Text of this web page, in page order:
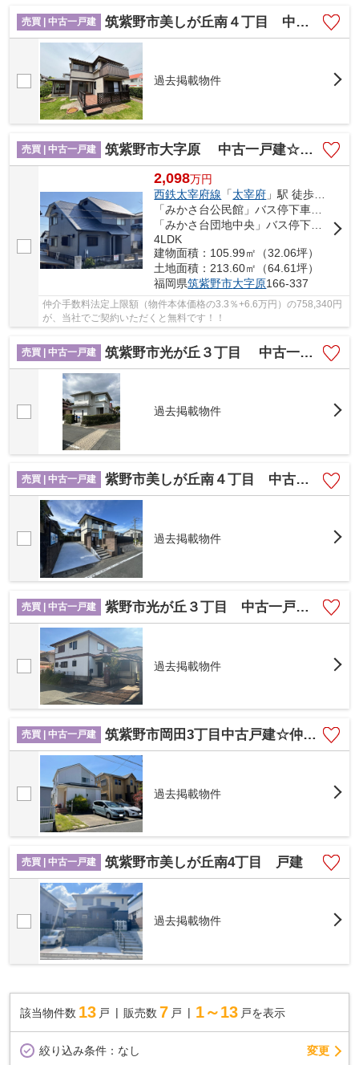
売買 | 中古一戸建 筑紫野市美しが丘南４丁目 中古戸建☆仲介手数料無料☆
過去掲載物件
売買 | 中古一戸建 筑紫野市大字原 中古一戸建☆仲介手数料無料☆
2,098万円
西鉄太宰府線 「太宰府 」駅 徒歩34分
4LDK
建物面積：105.99㎡（32.06坪）
土地面積：213.60㎡（64.61坪）
福岡県筑紫野市大字原166-337
仲介手数料法定上限額（物件本体価格の3.3％+6.6万円）の758,340円
が、当社でご契約いただくと無料です！！
売買 | 中古一戸建 筑紫野市光が丘３丁目 中古一戸建☆仲介手数料無料☆
過去掲載物件
売買 | 中古一戸建 紫野市美しが丘南４丁目 中古一戸建て☆仲介手数料無料☆
過去掲載物件
売買 | 中古一戸建 紫野市光が丘３丁目 中古一戸建☆仲介手数料無料☆
過去掲載物件
売買 | 中古一戸建 筑紫野市岡田3丁目中古戸建☆仲介手数料無料☆
過去掲載物件
売買 | 中古一戸建 筑紫野市美しが丘南4丁目 戸建
過去掲載物件
該当物件数 13 戸 販売数 7 戸 1～13 戸を表示
絞り込み条件： なし 変更